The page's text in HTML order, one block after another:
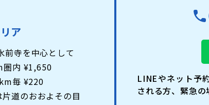
ア
前寺を中心として
圏内 ¥1,650
毎 ¥220
道のおおよその目
LINEやネット予
される方、緊急の